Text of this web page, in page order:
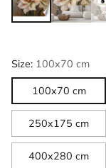
Size: 100x70 cm
100x70 cm
250x175 cm
400x280 cm